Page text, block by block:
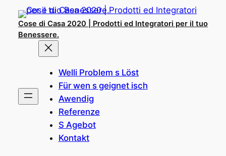
content
Cose di Casa 2020 | Prodotti ed Integratori per il tuo
Benessere.
Welli Problem s Löst
Für wen s geignet isch
Awendig
Referenze
S Agebot
Kontakt